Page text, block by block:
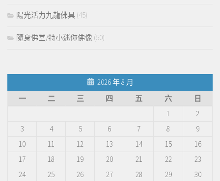
陽光活力九龍佛具 (45)
隨身佛堂/特小迷你佛像 (50)
2026 年 8 月
一
二 三 四 五 六
日
1
2
3
4 5 6 7 8
9
10
11 12 13 14 15
16
17
18 19 20 21 22
23
24
25 26 27 28 29
30